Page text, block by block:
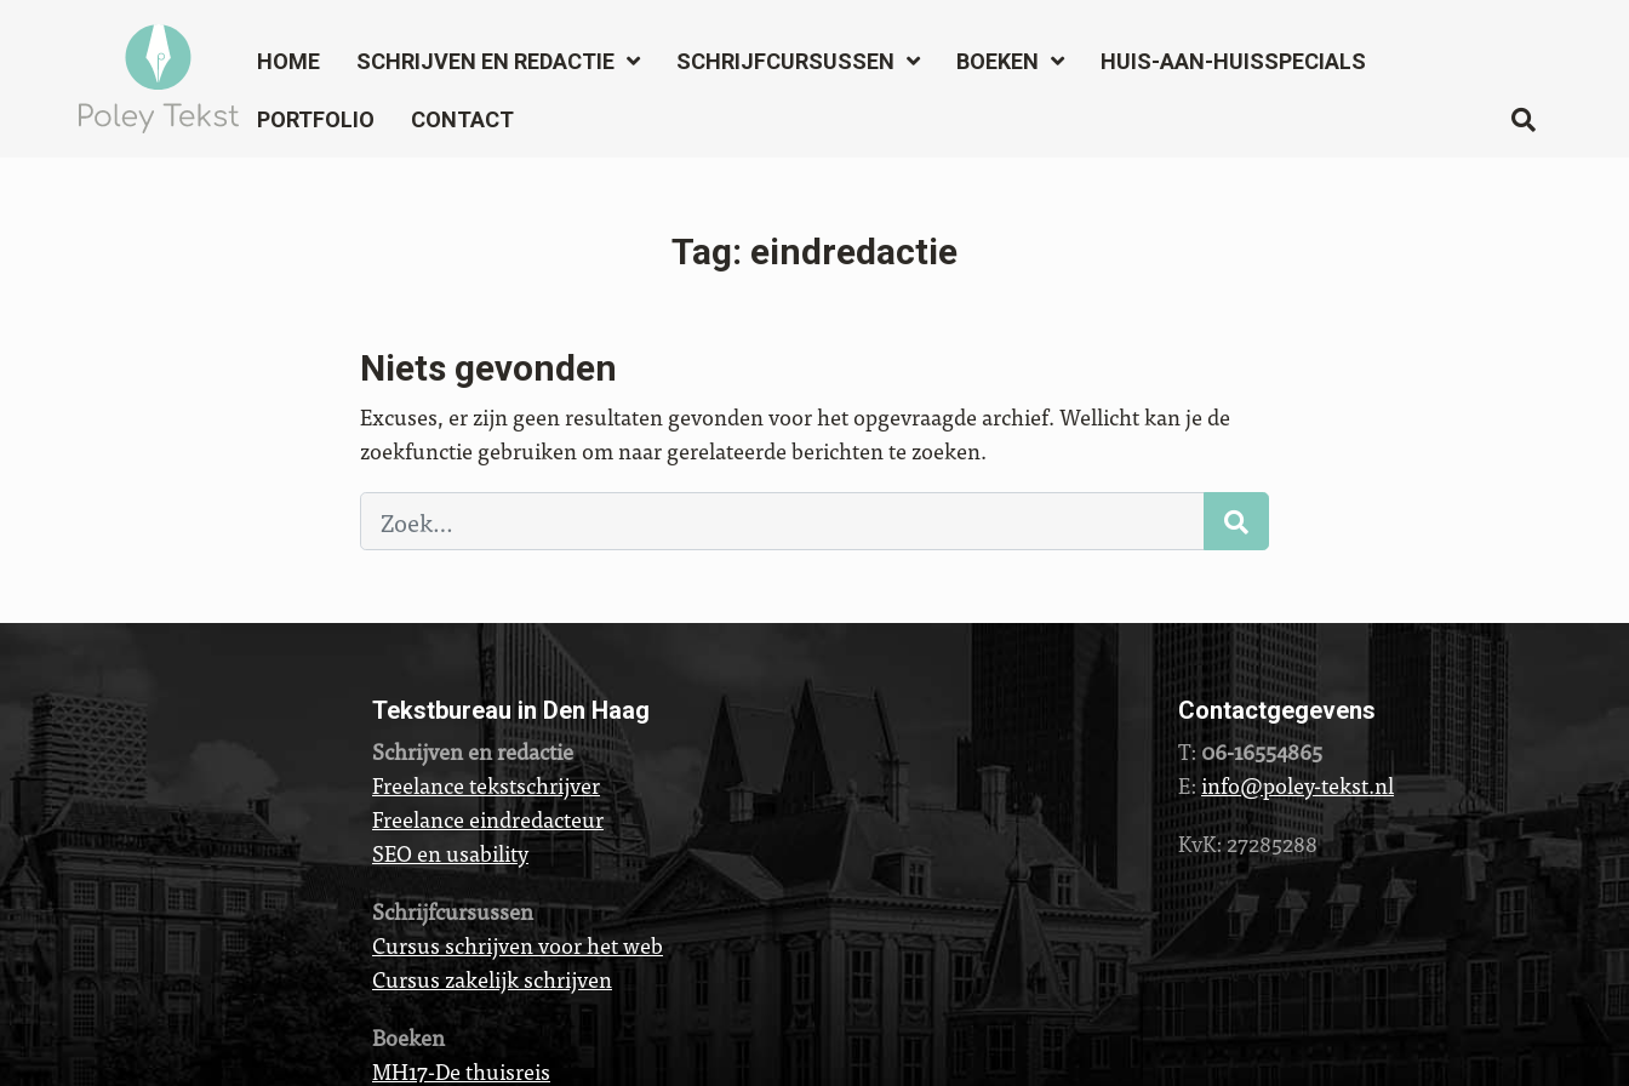
HOME SCHRIJVEN EN REDACTIE SCHRIJFCURSUSSEN BOEKEN HUIS-AAN-HUISSPECIALS
PORTFOLIO CONTACT
Tag: eindredactie
Niets gevonden
Excuses, er zijn geen resultaten gevonden voor het opgevraagde archief. Wellicht kan je de
zoekfunctie gebruiken om naar gerelateerde berichten te zoeken.
Zoeken
Tekstbureau in Den Haag
Schrijven en redactie
Freelance tekstschrijver
Freelance eindredacteur
SEO en usability
Schrijfcursussen
Cursus schrijven voor het web
Cursus zakelijk schrijven
Boeken
MH17-De thuisreis
Contactgegevens
T: 06-16554865
E:info@poley-tekst.nl
KvK: 27285288